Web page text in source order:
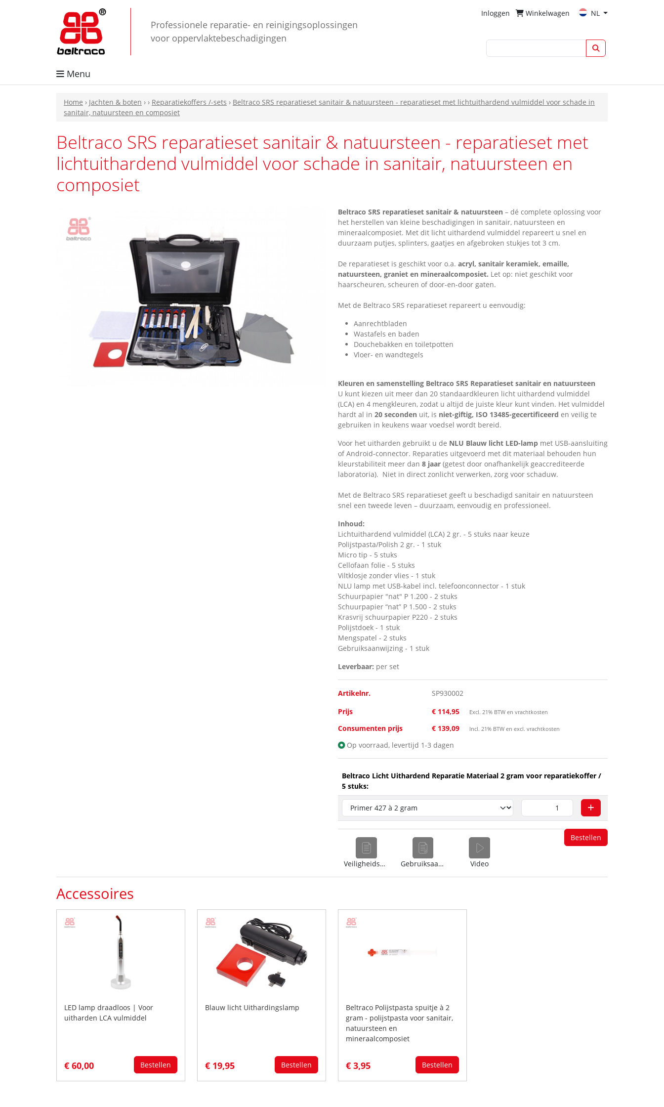
Professionele reparatie- en reinigingsoplossingen
voor oppervlaktebeschadigingen
Inloggen Winkelwagen NL
Menu
Home › Jachten & boten › › Reparatiekoffers /-sets › Beltraco SRS reparatieset sanitair & natuursteen - reparatieset met lichtuithardend vulmiddel voor schade in
sanitair, natuursteen en composiet
Beltraco SRS reparatieset sanitair & natuursteen - reparatieset met
lichtuithardend vulmiddel voor schade in sanitair, natuursteen en
composiet
Beltraco SRS reparatieset sanitair & natuursteen – dé complete oplossing voor
het herstellen van kleine beschadigingen in sanitair, natuursteen en
mineraalcomposiet. Met dit licht uithardend vulmiddel repareert u snel en
duurzaam putjes, splinters, gaatjes en afgebroken stukjes tot 3 cm.
De reparatieset is geschikt voor o.a. acryl, sanitair keramiek, emaille,
natuursteen, graniet en mineraalcomposiet. Let op: niet geschikt voor
haarscheuren, scheuren of door-en-door gaten.
Met de Beltraco SRS reparatieset repareert u eenvoudig:
Aanrechtbladen
Wastafels en baden
Douchebakken en toiletpotten
Vloer- en wandtegels
Kleuren en samenstelling Beltraco SRS Reparatieset sanitair en natuursteen
U kunt kiezen uit meer dan 20 standaardkleuren licht uithardend vulmiddel
(LCA) en 4 mengkleuren, zodat u altijd de juiste kleur kunt vinden. Het vulmiddel
hardt al in 20 seconden uit, is niet-giftig, ISO 13485-gecertificeerd en veilig te
gebruiken in keukens waar voedsel wordt bereid.
Voor het uitharden gebruikt u de NLU Blauw licht LED-lamp met USB-aansluiting
of Android-connector. Reparaties uitgevoerd met dit materiaal behouden hun
kleurstabiliteit meer dan 8 jaar (getest door onafhankelijk geaccrediteerde
laboratoria). Niet in direct zonlicht verwerken, zorg voor schaduw.
Met de Beltraco SRS reparatieset geeft u beschadigd sanitair en natuursteen
snel een tweede leven – duurzaam, eenvoudig en professioneel.
Inhoud:
Lichtuithardend vulmiddel (LCA) 2 gr. - 5 stuks naar keuze
Polijstpasta/Polish 2 gr. - 1 stuk
Micro tip - 5 stuks
Cellofaan folie - 5 stuks
Viltklosje zonder vlies - 1 stuk
NLU lamp met USB-kabel incl. telefoonconnector - 1 stuk
Schuurpapier "nat" P 1.200 - 2 stuks
Schuurpapier “nat” P 1.500 - 2 stuks
Krasvrij schuurpapier P220 - 2 stuks
Polijstdoek - 1 stuk
Mengspatel - 2 stuks
Gebruiksaanwijzing - 1 stuk
Leverbaar: per set
Artikelnr.
SP930002
Prijs
€ 114,95 Excl. 21% BTW en vrachtkosten
Consumenten prijs € 139,09 Incl. 21% BTW en excl. vrachtkosten
Op voorraad, levertijd 1-3 dagen
Beltraco Licht Uithardend Reparatie Materiaal 2 gram voor reparatiekoffer /
5 stuks:
Bestellen
Veiligheidsblad (nl) Gebruiksaanwijzing (nl) Video
Accessoires
LED lamp draadloos | Voor
uitharden LCA vulmiddel
€ 60,00 Bestellen
Blauw licht Uithardingslamp
€ 19,95 Bestellen
Beltraco Polijstpasta spuitje à 2
gram - polijstpasta voor sanitair,
natuursteen en
mineraalcomposiet
€ 3,95 Bestellen